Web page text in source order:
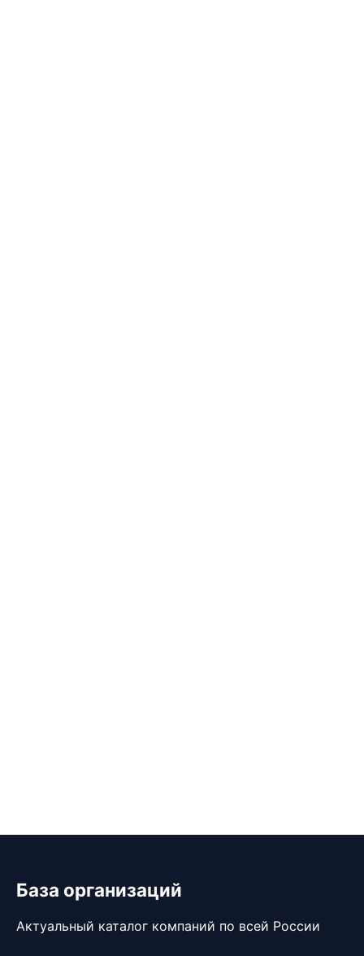
База организаций
Актуальный каталог компаний по всей России